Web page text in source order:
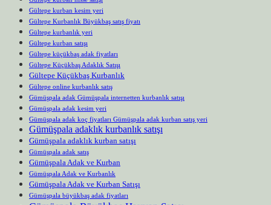
Gültepe kurban kesim yeri
Gültepe Kurbanlık Büyükbaş satış fiyatı
Gültepe kurbanlık yeri
Gültepe kurban satışı
Gültepe küçükbaş adak fiyatları
Gültepe Küçükbaş Adaklık Satışı
Gültepe Küçükbaş Kurbanlık
Gültepe online kurbanlık satış
Gümüşpala adak Gümüşpala internetten kurbanlık satışı
Gümüşpala adak kesim yeri
Gümüşpala adak koç fiyatları Gümüşpala adak kurban satış yeri
Gümüşpala adaklık kurbanlık satışı
Gümüşpala adaklık kurban satışı
Gümüşpala adak satış
Gümüşpala Adak ve Kurban
Gümüşpala Adak ve Kurbanlık
Gümüşpala Adak ve Kurban Satışı
Gümüşpala büyükbaş adak fiyatları